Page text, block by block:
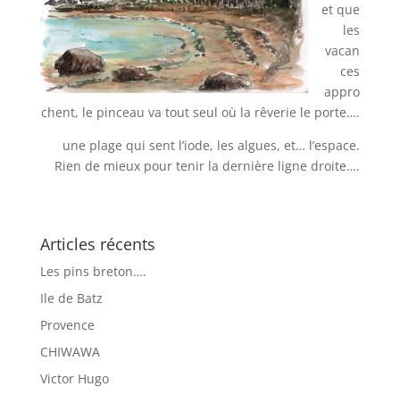
et que
les
vacan
ces
appro
chent, le pinceau va tout seul où la rêverie le porte….
une plage qui sent l’iode, les algues, et… l’espace.
Rien de mieux pour tenir la dernière ligne droite….
Articles récents
Les pins breton….
Ile de Batz
Provence
CHIWAWA
Victor Hugo